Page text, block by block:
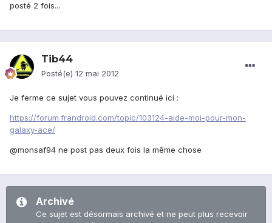
posté 2 fois...
Tib44
Posté(e) 12 mai 2012
Je ferme ce sujet vous pouvez continué ici :
https://forum.frandroid.com/topic/103124-aide-moi-pour-mon-
galaxy-ace/
@monsaf94 ne post pas deux fois la même chose
Archivé
Ce sujet est désormais archivé et ne peut plus recevoir